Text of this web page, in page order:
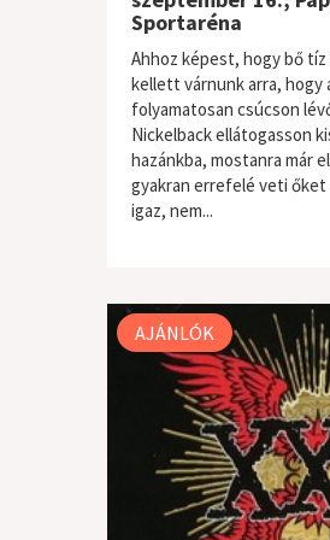
Sportaréna
Ahhoz képest, hogy bő
kellett várnunk arra, hogy
folyamatosan csúcson
Nickelback ellátogasson
hazánkba, mostanra már
gyakran errefelé veti
igaz, nem...
rock
AJÁNLÓK